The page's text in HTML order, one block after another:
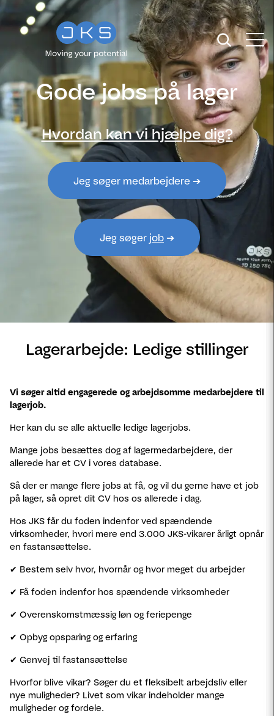
Gode jobs på lager
Hvordan kan vi hjælpe dig?
Jeg søger medarbejdere ➔
Jeg søger job ➔
Lagerarbejde: Ledige stillinger
Vi søger altid engagerede og arbejdsomme medarbejdere til
lagerjob.
Her kan du se alle aktuelle ledige lagerjobs.
Mange jobs besættes dog af lagermedarbejdere, der
allerede har et CV i vores database.
Så der er mange flere jobs at få, og vil du gerne have et job
på lager, så opret dit CV hos os allerede i dag.
Hos JKS får du foden indenfor ved spændende
virksomheder, hvori mere end 3.000 JKS-vikarer årligt opnår
en fastansættelse.
✔ Bestem selv hvor, hvornår og hvor meget du arbejder
✔ Få foden indenfor hos spændende virksomheder
✔ Overenskomstmæssig løn og feriepenge
✔ Opbyg opsparing og erfaring
✔ Genvej til fastansættelse
Hvorfor blive vikar? Søger du et fleksibelt arbejdsliv eller
nye muligheder? Livet som vikar indeholder mange
muligheder og fordele.